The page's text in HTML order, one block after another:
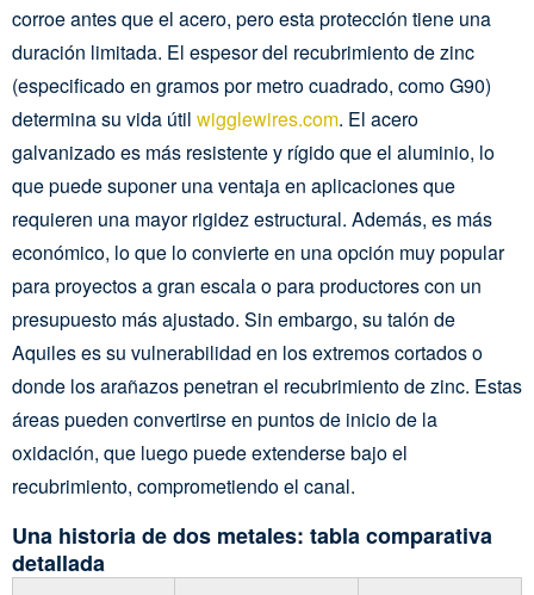
corroe antes que el acero, pero esta protección tiene una
duración limitada. El espesor del recubrimiento de zinc
(especificado en gramos por metro cuadrado, como G90)
determina su vida útil wigglewires.com. El acero
galvanizado es más resistente y rígido que el aluminio, lo
que puede suponer una ventaja en aplicaciones que
requieren una mayor rigidez estructural. Además, es más
económico, lo que lo convierte en una opción muy popular
para proyectos a gran escala o para productores con un
presupuesto más ajustado. Sin embargo, su talón de
Aquiles es su vulnerabilidad en los extremos cortados o
donde los arañazos penetran el recubrimiento de zinc. Estas
áreas pueden convertirse en puntos de inicio de la
oxidación, que luego puede extenderse bajo el
recubrimiento, comprometiendo el canal.
Una historia de dos metales: tabla comparativa
detallada